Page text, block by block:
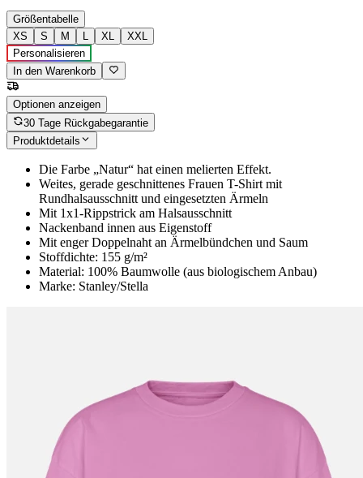
Größentabelle
XS
S M L XL
XXL
Personalisieren
In den Warenkorb
Optionen anzeigen
30 Tage Rückgabegarantie
Produktdetails
Die Farbe „Natur“ hat einen melierten Effekt.
Weites, gerade geschnittenes Frauen T-Shirt mit
Rundhalsausschnitt und eingesetzten Ärmeln
Mit 1x1-Rippstrick am Halsausschnitt
Nackenband innen aus Eigenstoff
Mit enger Doppelnaht an Ärmelbündchen und Saum
Stoffdichte: 155 g/m²
Material: 100% Baumwolle (aus biologischem Anbau)
Marke: Stanley/Stella